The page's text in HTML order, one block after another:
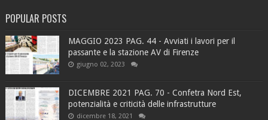
POPULAR POSTS
MAGGIO 2023 PAG. 44 - Avviati i lavori per il
passante e la stazione AV di Firenze
giugno 02, 2023
DICEMBRE 2021 PAG. 70 - Confetra Nord Est,
potenzialità e criticità delle infrastrutture
dicembre 18, 2021